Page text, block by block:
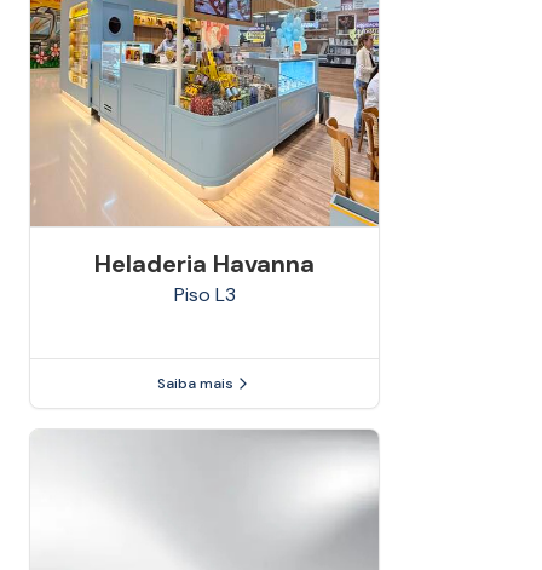
Heladeria Havanna
Piso L3
Saiba mais